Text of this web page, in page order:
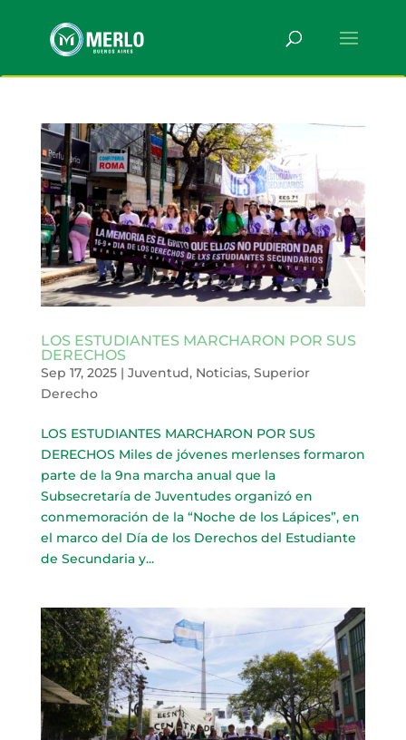
LOS ESTUDIANTES MARCHARON POR SUS
DERECHOS
Sep 17, 2025| Juventud, Noticias, Superior
Derecho
LOS ESTUDIANTES MARCHARON POR SUS
DERECHOS Miles de jóvenes merlenses formaron
parte de la 9na marcha anual que la
Subsecretaría de Juventudes organizó en
conmemoración de la “Noche de los Lápices”, en
el marco del Día de los Derechos del Estudiante
de Secundaria y...